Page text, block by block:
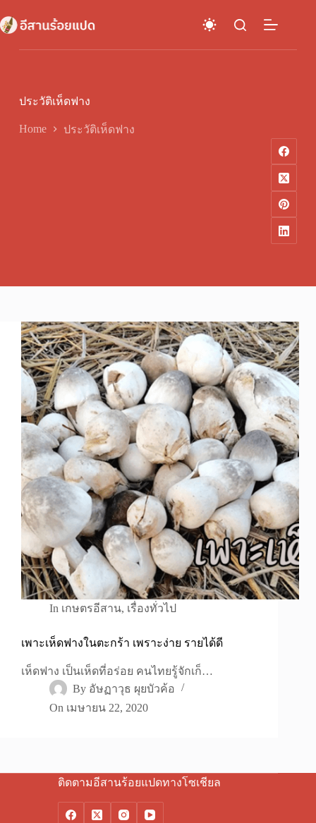
to
content
ประวัติเห็ดฟาง
Home ประวัติเห็ดฟาง
In เกษตรอีสาน, เรื่องทั่วไป
เพาะเห็ดฟางในตะกร้า เพราะง่าย รายได้ดี
เห็ดฟาง เป็นเห็ดที่อร่อย คนไทยรู้จักเก็…
By อัษฏาวุธ ผุยบัวค้อ
On เมษายน 22, 2020
ติดตามอีสานร้อยแปดทางโซเชียล